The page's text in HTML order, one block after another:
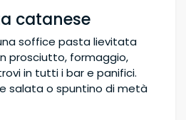
catanese
soffice pasta lievitata
prosciutto, formaggio,
in tutti i bar e panifici.
salata o spuntino di metà